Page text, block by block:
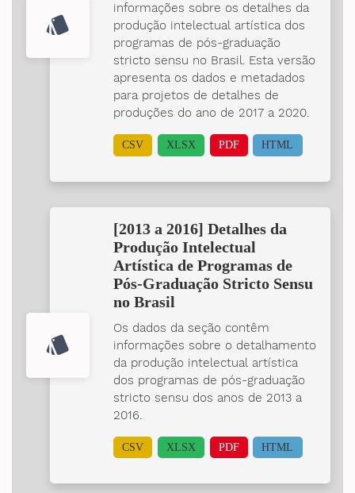
style
informações sobre os detalhes da
produção intelectual artística dos
programas de pós-graduação
stricto sensu no Brasil. Esta versão
apresenta os dados e metadados
para projetos de detalhes de
produções do ano de 2017 a 2020.
CSV XLSX PDF HTML
style
[2013 a 2016] Detalhes da
Produção Intelectual
Artística de Programas de
Pós-Graduação Stricto Sensu
no Brasil
Os dados da seção contêm
informações sobre o detalhamento
da produção intelectual artística
dos programas de pós-graduação
stricto sensu dos anos de 2013 a
2016.
CSV XLSX PDF HTML